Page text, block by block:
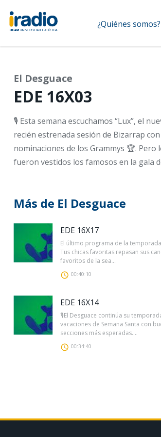
contenido
principal
Navegación
principal
¿Quiénes somos?
El Desguace
EDE 16X03
🎙️ Esta semana escuchamos “Lux”, el
recién estrenada sesión de Bizarrap
nominaciones de los Grammys 🏆.
fueron vestidos los famosos en la gala
Más de El Desguace
EDE 16X17
El último programa de la
Tus chicas favoritas repasan sus
favoritos de la sea...
00:40:10
EDE 16X14
🎙El Desguace continúa su
vacaciones de Semana Santa con
secciones más esperadas....
00:34:40